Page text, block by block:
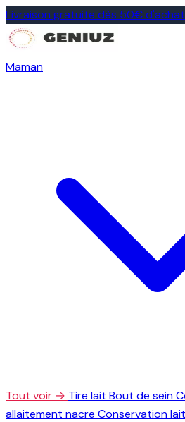
Livraison gratuite dès 50€ d'achat
Maman
Tout voir → Tire lait Bout de sein
allaitement nacre Conservation